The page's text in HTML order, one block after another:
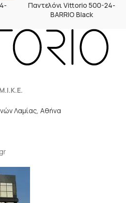
Παντελόνι Vittorio 500-24-
BARRIO Black
Λαμίας, Αθήνα